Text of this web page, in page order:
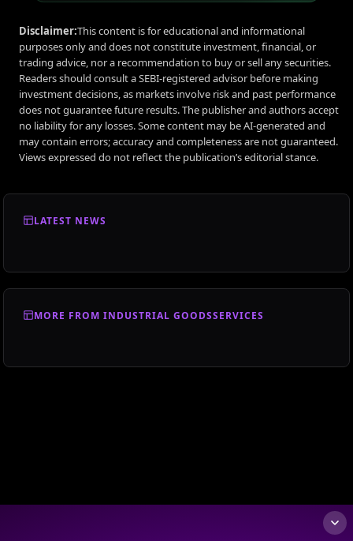
Disclaimer:This content is for educational and informational
purposes only and does not constitute investment, financial, or
trading advice, nor a recommendation to buy or sell any securities.
Readers should consult a SEBI-registered advisor before making
investment decisions, as markets involve risk and past performance
does not guarantee future results. The publisher and authors accept
no liability for any losses. Some content may be AI-generated and
may contain errors; accuracy and completeness are not guaranteed.
Views expressed do not reflect the publication’s editorial stance.
LATEST NEWS
MORE FROM INDUSTRIAL GOODSSERVICES